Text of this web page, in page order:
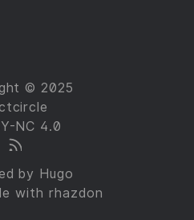
© 2025
NC 4.0
by Hugo
with rhazdon